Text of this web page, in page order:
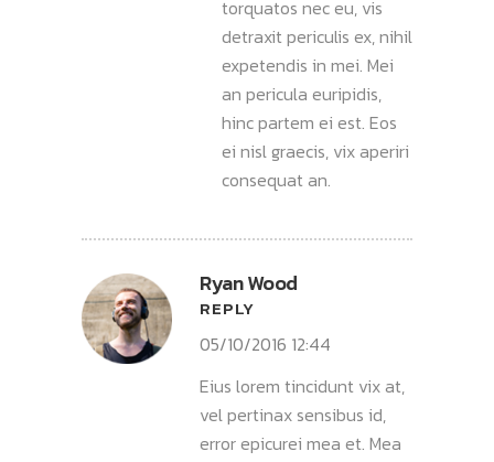
torquatos nec eu, vis
detraxit periculis ex, nihil
expetendis in mei. Mei
an pericula euripidis,
hinc partem ei est. Eos
ei nisl graecis, vix aperiri
consequat an.
Ryan Wood
REPLY
05/10/2016 12:44
Eius lorem tincidunt vix at,
vel pertinax sensibus id,
error epicurei mea et. Mea